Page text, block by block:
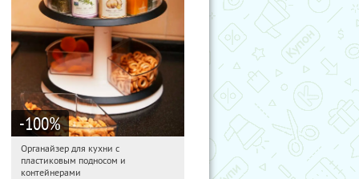
-100%
11:41:43 Получили:
Россия
Органайзер для кухни с
пластиковым подносом и
контейнерами